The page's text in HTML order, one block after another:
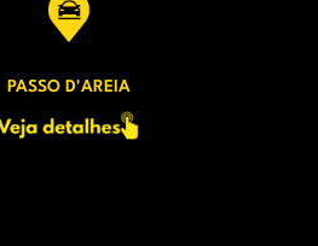
PASSO D'AREIA